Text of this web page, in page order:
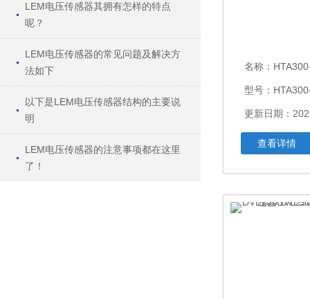
LEM电压传感器其拥有怎样的特点
呢？
LEM电压传感器的常见问题及解决方
法如下
以下是LEM电压传感器结构的主要说
明
LEM电压传感器的注意事项都在这里
了！
名称： HTA300-S
型号：
更新日期：
查看详情